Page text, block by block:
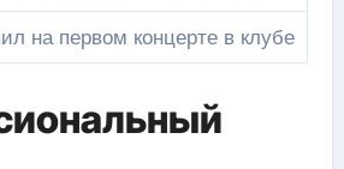
на первом концерте в клубе